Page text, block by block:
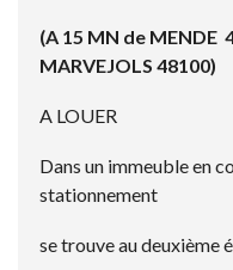
(A 15 MN de MENDE
MARVEJOLS 48100)
A LOUER
Dans un immeuble en
stationnement
se trouve au deuxième